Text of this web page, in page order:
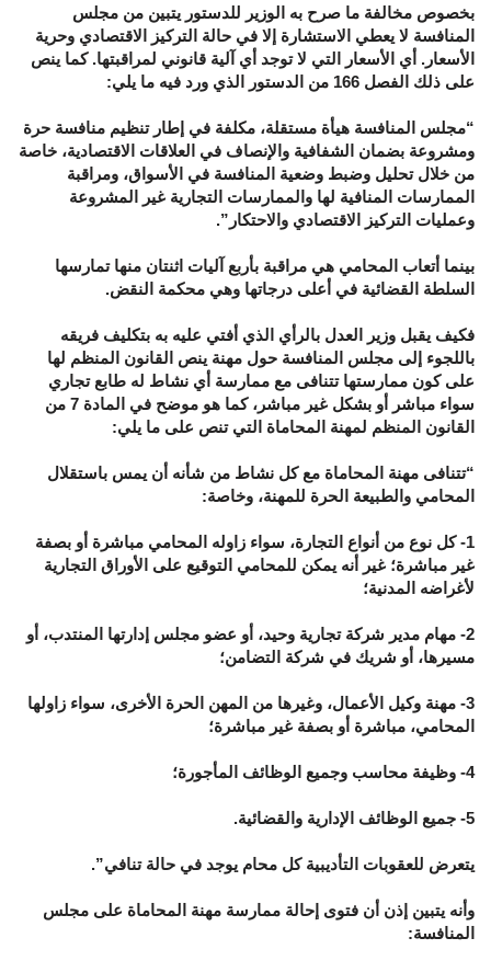
بخصوص مخالفة ما صرح به الوزير للدستور يتبين من مجلس
المنافسة لا يعطي الاستشارة إلا في حالة التركيز الاقتصادي وحرية
الأسعار. أي الأسعار التي لا توجد أي آلية قانوني لمراقبتها. كما ينص
على ذلك الفصل 166 من الدستور الذي ورد فيه ما يلي:
“مجلس المنافسة هيأة مستقلة، مكلفة في إطار تنظيم منافسة حرة
ومشروعة بضمان الشفافية والإنصاف في العلاقات الاقتصادية، خاصة
من خلال تحليل وضبط وضعية المنافسة في الأسواق، ومراقبة
الممارسات المنافية لها والممارسات التجارية غير المشروعة
وعمليات التركيز الاقتصادي والاحتكار”.
بينما أتعاب المحامي هي مراقبة بأربع آليات اثنتان منها تمارسها
السلطة القضائية في أعلى درجاتها وهي محكمة النقض.
فكيف يقبل وزير العدل بالرأي الذي أفتي عليه به بتكليف فريقه
باللجوء إلى مجلس المنافسة حول مهنة ينص القانون المنظم لها
على كون ممارستها تتنافى مع ممارسة أي نشاط له طابع تجاري
سواء مباشر أو بشكل غير مباشر، كما هو موضح في المادة 7 من
القانون المنظم لمهنة المحاماة التي تنص على ما يلي:
“تتنافى مهنة المحاماة مع كل نشاط من شأنه أن يمس باستقلال
المحامي والطبيعة الحرة للمهنة، وخاصة:
1- كل نوع من أنواع التجارة، سواء زاوله المحامي مباشرة أو بصفة
غير مباشرة؛ غير أنه يمكن للمحامي التوقيع على الأوراق التجارية
لأغراضه المدنية؛
2- مهام مدير شركة تجارية وحيد، أو عضو مجلس إدارتها المنتدب، أو
مسيرها، أو شريك في شركة التضامن؛
3- مهنة وكيل الأعمال، وغيرها من المهن الحرة الأخرى، سواء زاولها
المحامي، مباشرة أو بصفة غير مباشرة؛
4- وظيفة محاسب وجميع الوظائف المأجورة؛
5- جميع الوظائف الإدارية والقضائية.
يتعرض للعقوبات التأديبية كل محام يوجد في حالة تنافي”.
وأنه يتبين إذن أن فتوى إحالة ممارسة مهنة المحاماة على مجلس
المنافسة: